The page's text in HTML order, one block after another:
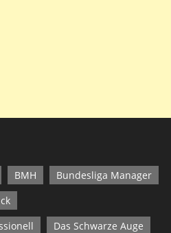
BMH
Bundesliga Manager
Das Schwarze Auge